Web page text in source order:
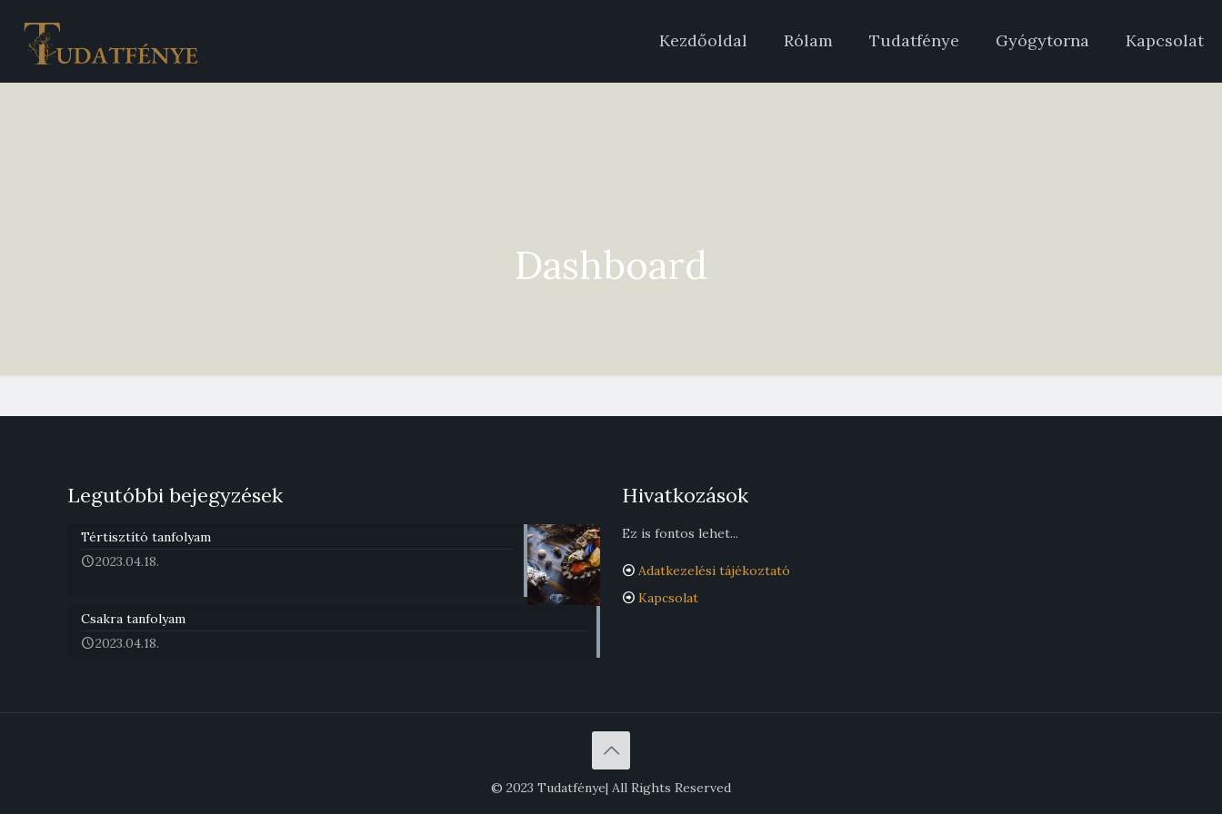
Kezdőoldal Rólam Tudatfénye Gyógytorna Kapcsolat
Dashboard
Legutóbbi bejegyzések
Tértisztító tanfolyam
2023.04.18.
Csakra tanfolyam
2023.04.18.
Hivatkozások
Ez is fontos lehet...
Adatkezelési tájékoztató
Kapcsolat
© 2023 Tudatfénye| All Rights Reserved